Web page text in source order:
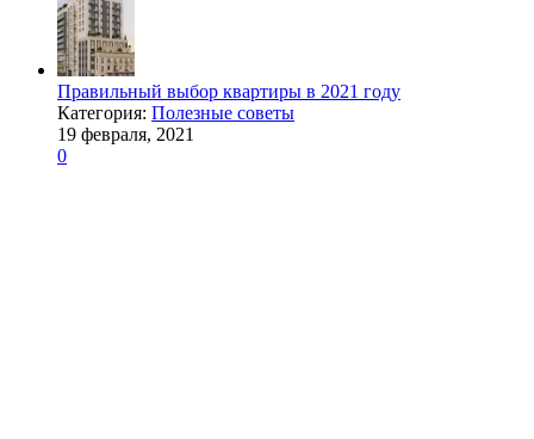
Правильный выбор квартиры в 2021 году
Категория: Полезные советы
19 февраля, 2021
0